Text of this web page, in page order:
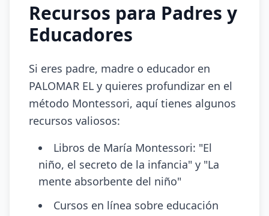
Recursos para Padres y
Educadores
Si eres padre, madre o educador en
PALOMAR EL y quieres profundizar en el
método Montessori, aquí tienes algunos
recursos valiosos:
Libros de María Montessori: "El
niño, el secreto de la infancia" y "La
mente absorbente del niño"
Cursos en línea sobre educación